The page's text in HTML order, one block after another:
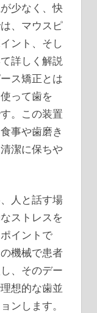
少なく、快
、マウスピ
ント、そし
詳しく解説
ス矯正とは
って歯を
。この装置
事や歯磨き
潔に保ちや
人と話す場
ストレスを
イントで
機械で患者
、そのデー
想的な歯並
ンします。